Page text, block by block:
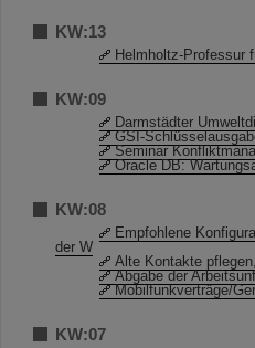
KW:13
Helmholtz-Professur
KW:09
Darmstädter
GSI-
Seminar
Oracle DB:
KW:08
Empfohlene
der W
Alte Kontakte
Abgabe der
Mobilfunkverträge/
KW:07